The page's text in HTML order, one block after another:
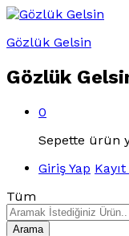
Gözlük Gelsin
Gözlük
0
Sepette ürün
Giriş Yap
Tüm
Arama